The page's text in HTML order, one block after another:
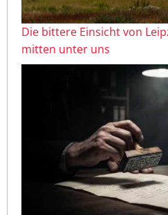
Die bittere Einsicht von
mitten unter uns